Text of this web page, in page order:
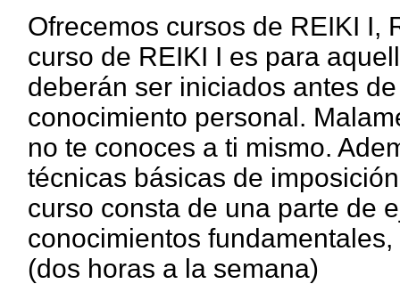
Ofrecemos cursos de REIKI I,
curso de REIKI I es para
deberán ser iniciados antes
conocimiento personal.
no te conoces a ti mismo.
técnicas básicas de
curso consta de una parte de
conocimientos
(dos horas a la semana)